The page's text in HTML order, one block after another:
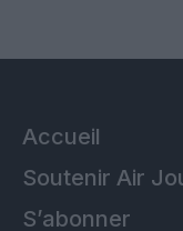
Accueil
Soutenir Air
S’abonner